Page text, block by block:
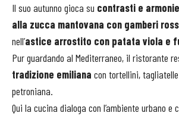
Il suo autunno gioca su contrasti e armonie
alla zucca mantovana con gamberi
nell’astice arrostito con patata viola e
Pur guardando al Mediterraneo, il ristorante
tradizione emiliana con tortellini,
petroniana.
Qui la cucina dialoga con l’ambiente urbano e